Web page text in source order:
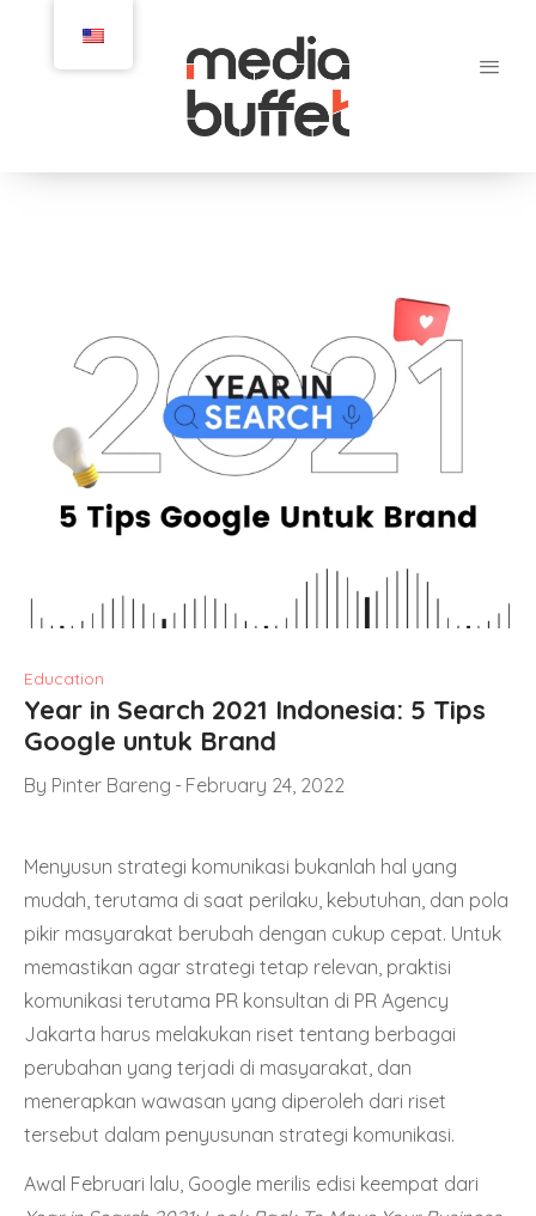
Education
Year in Search 2021 Indonesia: 5 Tips
Google untuk Brand
By Pinter Bareng February 24, 2022
Menyusun strategi komunikasi bukanlah hal yang
mudah, terutama di saat perilaku, kebutuhan, dan pola
pikir masyarakat berubah dengan cukup cepat. Untuk
memastikan agar strategi tetap relevan, praktisi
komunikasi terutama PR konsultan di PR Agency
Jakarta harus melakukan riset tentang berbagai
perubahan yang terjadi di masyarakat, dan
menerapkan wawasan yang diperoleh dari riset
tersebut dalam penyusunan strategi komunikasi.
Awal Februari lalu, Google merilis edisi keempat dari